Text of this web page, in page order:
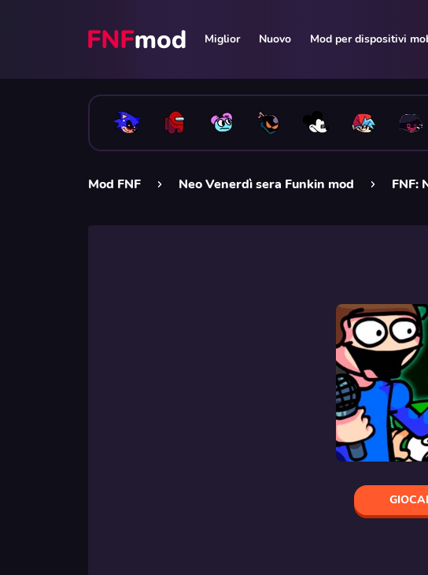
Miglior Nuovo Mod per dispositivi
Mod FNF Neo Venerdì sera Funkin mod FNF: